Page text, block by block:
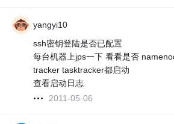
yangyi10
ssh密钥登陆是否已配置
每台机器上jps一下 看看是否
tracker tasktracker都启动
查看启动日志
2011-05-06